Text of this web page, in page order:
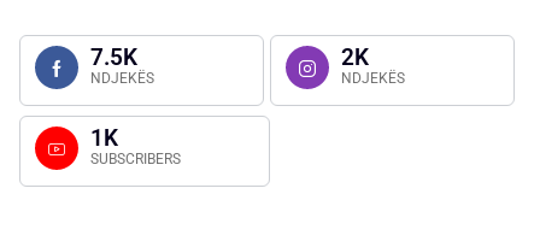
7.5K
NDJEKËS
2K
NDJEKËS
1K
SUBSCRIBERS